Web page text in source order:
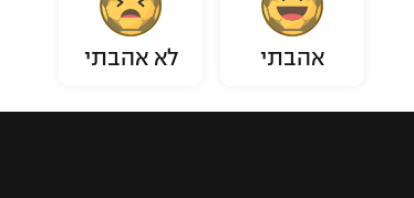
אהבתי לא אהבתי